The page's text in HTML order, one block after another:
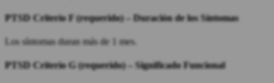
PTSDCriterio F (requerido) – Duraciónde los Síntomas
Los síntomas duran más de 1 mes.
PTSDCriterio G (requerido) – Significado Funcional